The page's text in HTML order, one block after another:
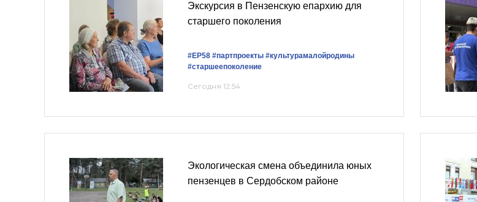
Экскурсия в Пензенскую епархию для
старшего поколения
#ЕР58 #партпроекты #культурамалойродины
#старшеепоколение
Сегодня 12:54
Экологическая смена объединила юных
пензенцев в Сердобском районе